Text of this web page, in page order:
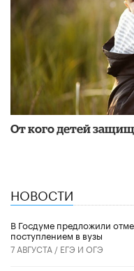
От кого детей
НОВОСТИ
В Госдуме предложили
поступлением в вузы
7 АВГУСТА / ЕГЭ И ОГЭ